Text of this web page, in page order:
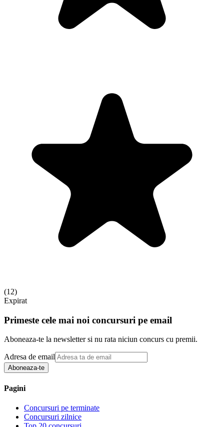
(12)
Expirat
Primeste cele mai noi concursuri pe email
Aboneaza-te la newsletter si nu rata niciun concurs cu premii.
Adresa de email
Aboneaza-te
Pagini
Concursuri pe terminate
Concursuri zilnice